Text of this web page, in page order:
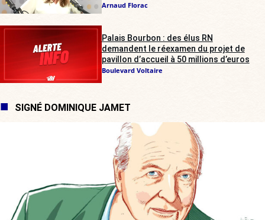
Arnaud Florac
Palais Bourbon : des élus RN
demandent le réexamen du projet de
pavillon d’accueil à 50 millions d’euros
Boulevard Voltaire
SIGNÉ DOMINIQUE JAMET